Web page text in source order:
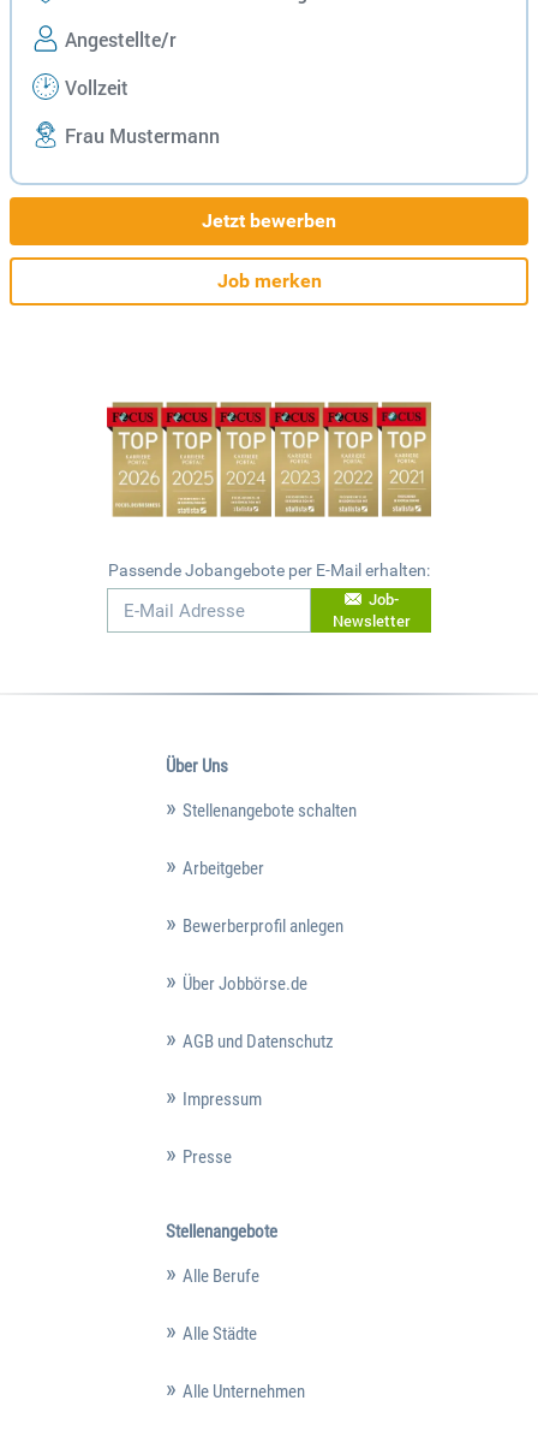
Angestellte/r
Vollzeit
Frau Mustermann
Jetzt bewerben
Job merken
Passende Jobangebote per E-Mail erhalten:
Job-
Newsletter
Über Uns
Stellenangebote schalten
Arbeitgeber
Bewerberprofil anlegen
Über Jobbörse.de
AGB und Datenschutz
Impressum
Presse
Stellenangebote
Alle Berufe
Alle Städte
Alle Unternehmen